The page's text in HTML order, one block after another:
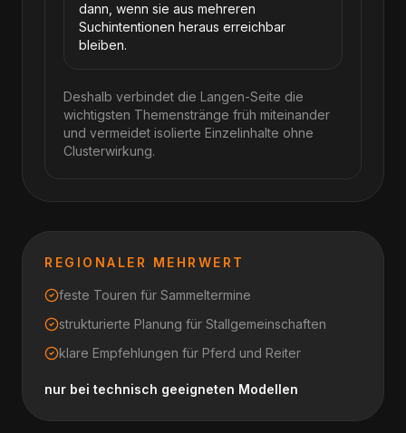
dann, wenn sie aus mehreren
Suchintentionen heraus erreichbar
bleiben.
Deshalb verbindet die Langen-Seite die
wichtigsten Themenstränge früh miteinander
und vermeidet isolierte Einzelinhalte ohne
Clusterwirkung.
REGIONALER MEHRWERT
feste Touren für Sammeltermine
strukturierte Planung für Stallgemeinschaften
klare Empfehlungen für Pferd und Reiter
nur bei technisch geeigneten Modellen